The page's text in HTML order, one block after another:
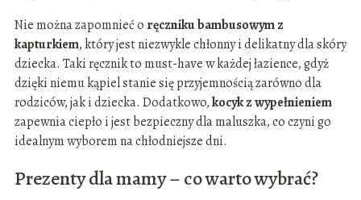
Nie można zapomnieć o ręczniku bambusowym z
kapturkiem, który jest niezwykle chłonny i delikatny dla skóry
dziecka. Taki ręcznik to must-have w każdej łazience, gdyż
dzięki niemu kąpiel stanie się przyjemnością zarówno dla
rodziców, jak i dziecka. Dodatkowo,kocyk z wypełnieniem
zapewnia ciepło i jest bezpieczny dla maluszka, co czyni go
idealnym wyborem na chłodniejsze dni.
Prezenty dla mamy – co warto wybrać?